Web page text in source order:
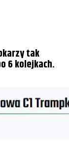
tak
6 kolejkach.